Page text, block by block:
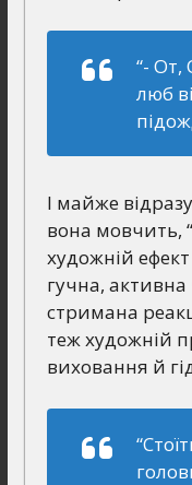
“- От,
люб
І майже
вона мовчить,
художній
гучна, активна
стримана
теж художній
виховання й